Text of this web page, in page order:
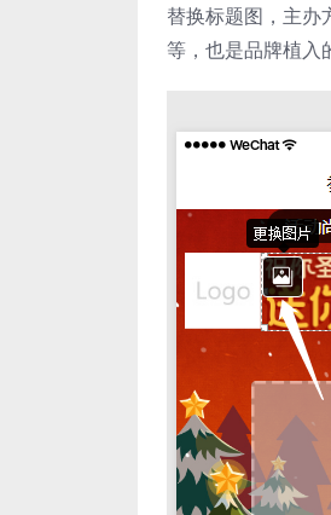
替换标题图，主办
等，也是品牌植入